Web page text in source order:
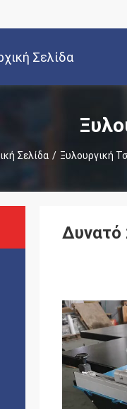
Σελίδα
Σελίδα / Ξυλουργική
Δυνατό